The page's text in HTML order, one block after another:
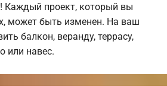
Каждый проект, который вы
может быть изменен. На ваш
балкон, веранду, террасу,
или навес.